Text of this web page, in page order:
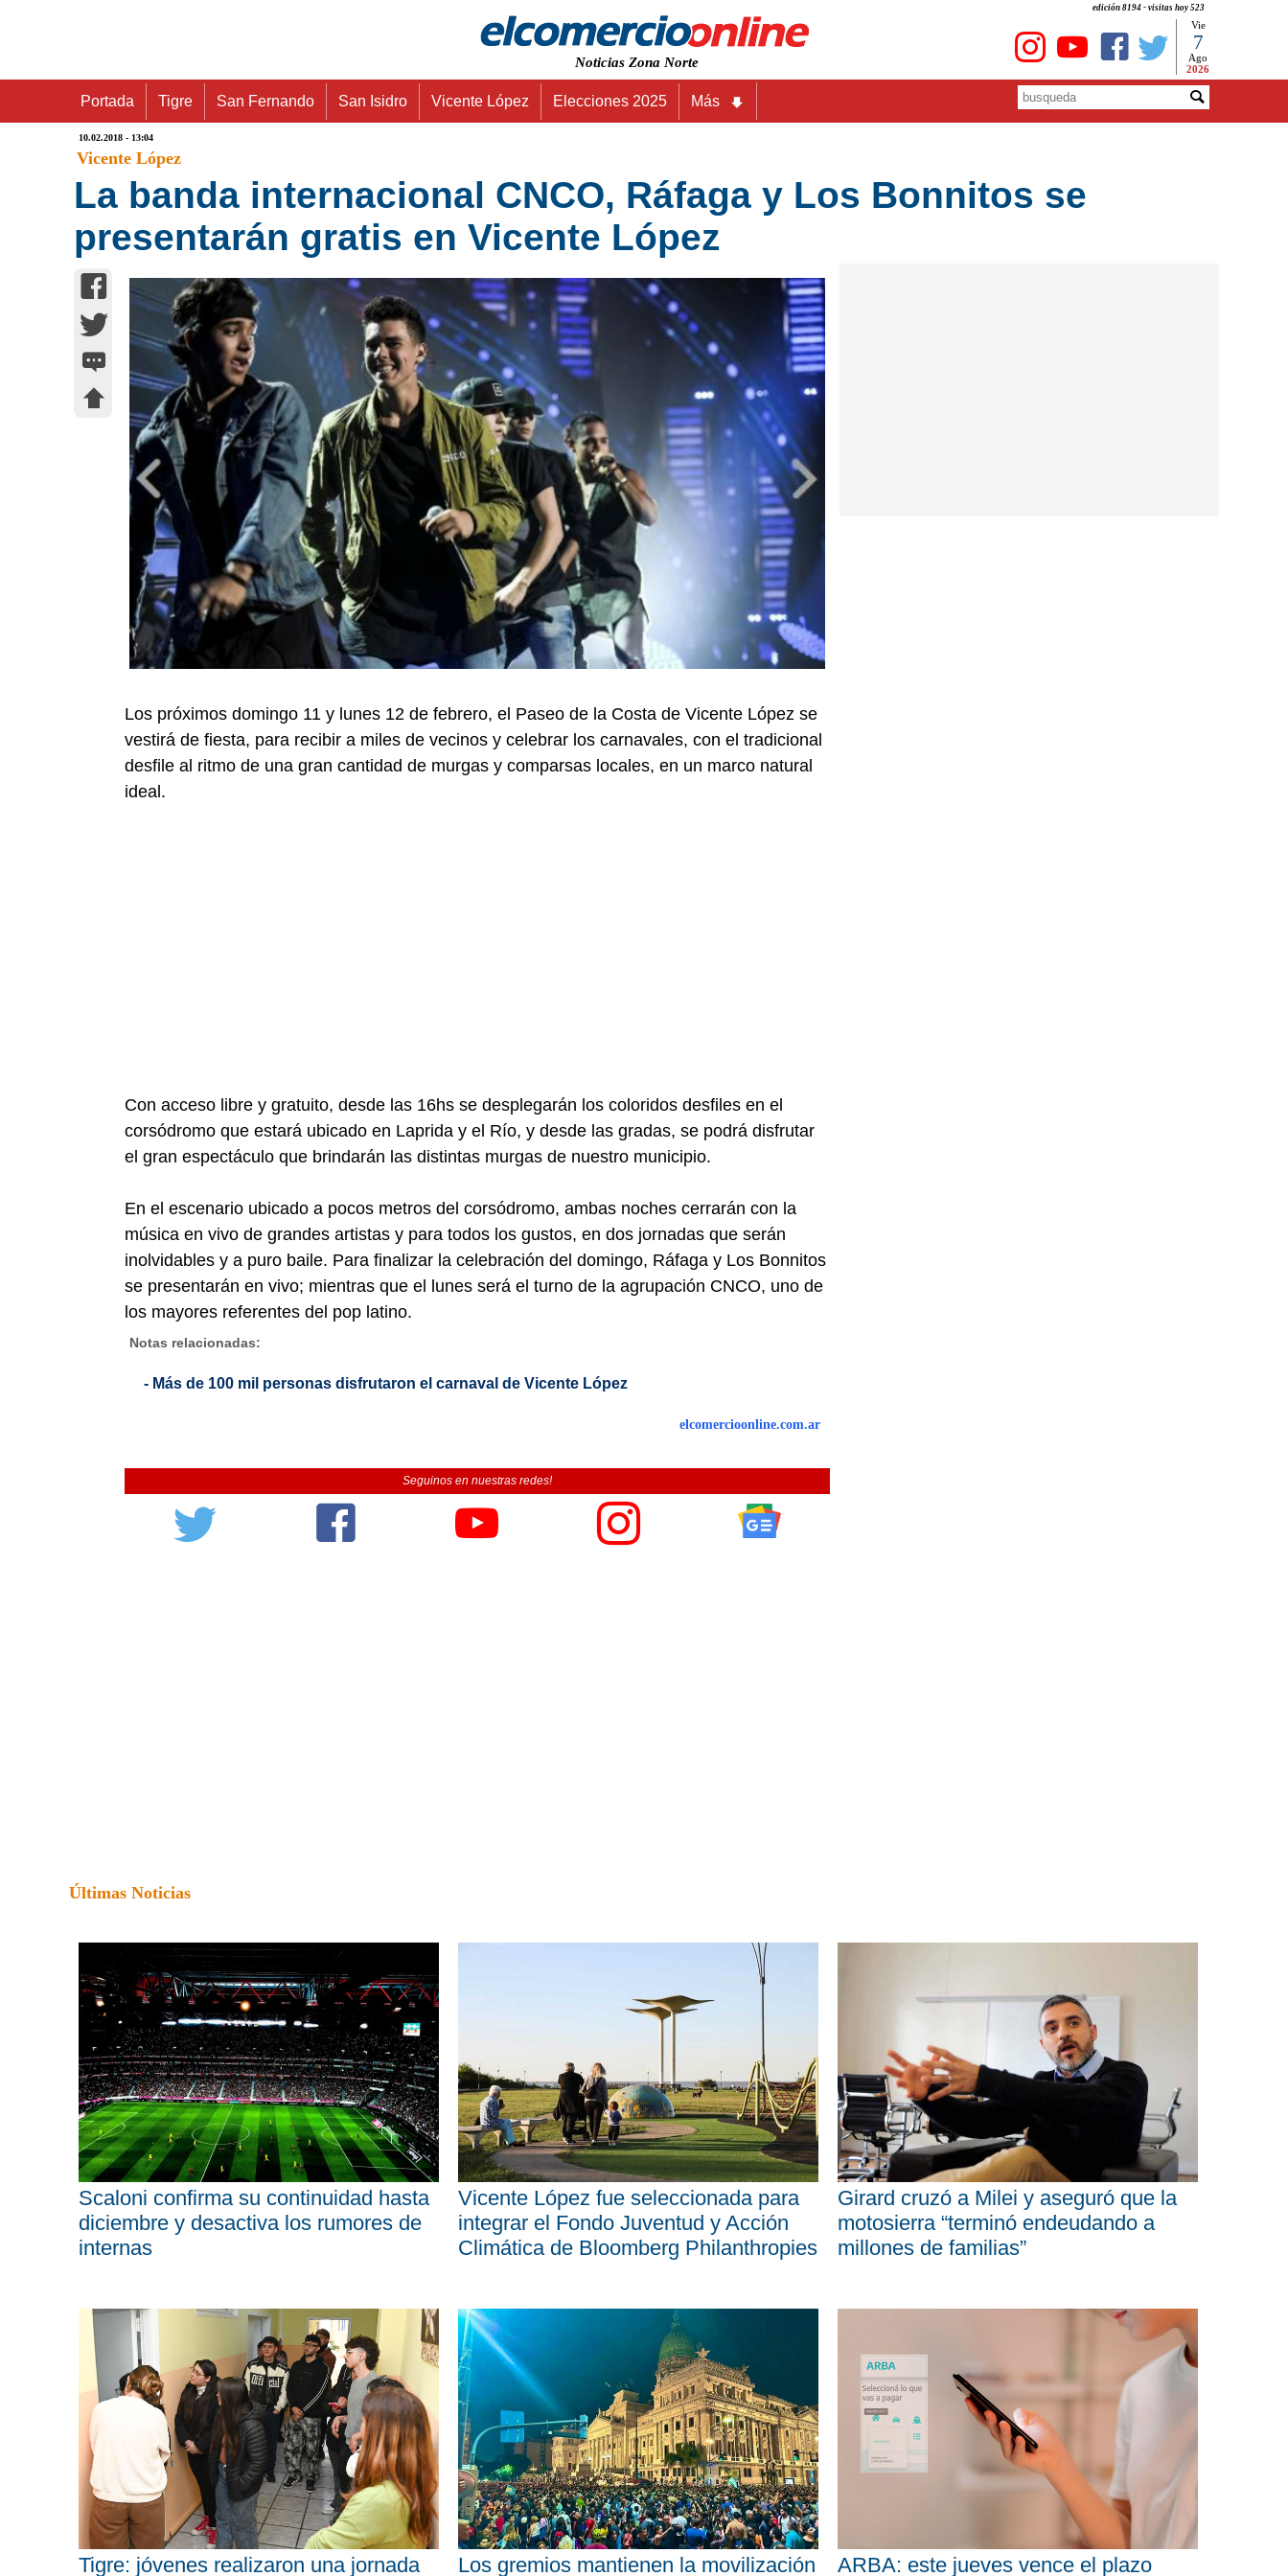
edición 8194 - visitas hoy 523
Noticias Zona Norte
Vie
7
Ago
2026
Portada Tigre San Fernando San Isidro Vicente López Elecciones 2025 Más
10.02.2018 - 13:04
Vicente López
La banda internacional CNCO, Ráfaga y Los Bonnitos se
presentarán gratis en Vicente López
Los próximos domingo 11 y lunes 12 de febrero, el Paseo de la Costa de Vicente López se
vestirá de fiesta, para recibir a miles de vecinos y celebrar los carnavales, con el tradicional
desfile al ritmo de una gran cantidad de murgas y comparsas locales, en un marco natural
ideal.
Con acceso libre y gratuito, desde las 16hs se desplegarán los coloridos desfiles en el
corsódromo que estará ubicado en Laprida y el Río, y desde las gradas, se podrá disfrutar
el gran espectáculo que brindarán las distintas murgas de nuestro municipio.
En el escenario ubicado a pocos metros del corsódromo, ambas noches cerrarán con la
música en vivo de grandes artistas y para todos los gustos, en dos jornadas que serán
inolvidables y a puro baile. Para finalizar la celebración del domingo, Ráfaga y Los Bonnitos
se presentarán en vivo; mientras que el lunes será el turno de la agrupación CNCO, uno de
los mayores referentes del pop latino.
Notas relacionadas:
- Más de 100 mil personas disfrutaron el carnaval de Vicente López
elcomercioonline.com.ar
Seguinos en nuestras redes!
Últimas Noticias
Scaloni confirma su continuidad hasta
diciembre y desactiva los rumores de
internas
Vicente López fue seleccionada para
integrar el Fondo Juventud y Acción
Climática de Bloomberg Philanthropies
Girard cruzó a Milei y aseguró que la
motosierra “terminó endeudando a
millones de familias”
Tigre: jóvenes realizaron una jornada Los gremios mantienen la movilización ARBA: este jueves vence el plazo